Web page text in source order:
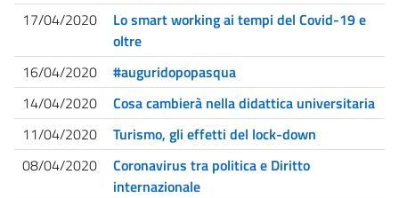
17/04/2020
Lo smart working ai tempi del Covid-19 e
oltre
16/04/2020
#auguridopopasqua
14/04/2020
Cosa cambierà nella didattica universitaria
11/04/2020
Turismo, gli effetti del lock-down
08/04/2020
Coronavirus tra politica e Diritto
internazionale